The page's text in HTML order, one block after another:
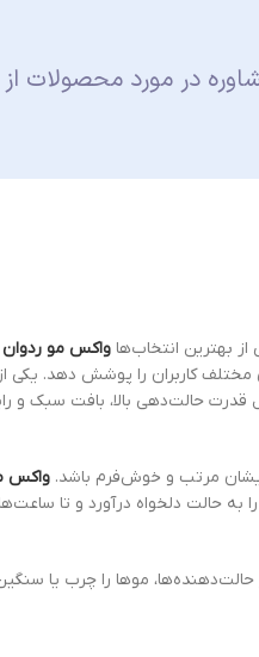
در مورد محصولات
بهترین انتخاب‌ها واکس مو ردوان
مختلف کاربران را پوشش دهد. یکی از
قدرت حالت‌دهی بالا، بافت سبک و
مرتب و خوش‌فرم باشد. واکس
حالت دلخواه درآورد و تا
موها را چرب یا